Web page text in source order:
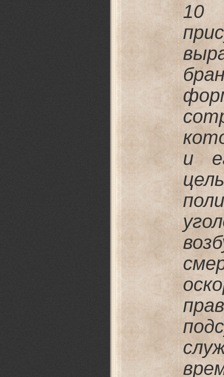
10
и